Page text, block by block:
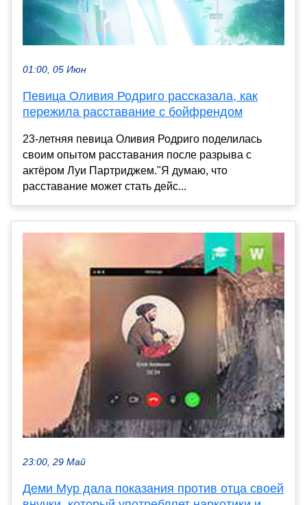
01:00, 05 Июн
Певица Оливия Родриго рассказала, как
пережила расставание с бойфрендом
23-летняя певица Оливия Родриго поделилась
своим опытом расставания после разрыва с
актёром Луи Партриджем."Я думаю, что
расставание может стать дейс...
23:00, 29 Май
Деми Мур дала показания против отца своей